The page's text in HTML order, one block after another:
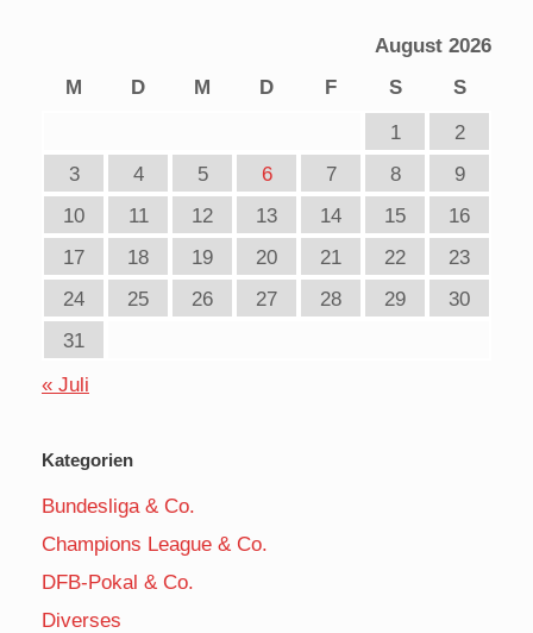
August 2026
M
D M D F S
S
1
2
3
4 5 6 7 8
9
10
11 12 13 14 15
16
17
18 19 20 21 22
23
24
25 26 27 28 29
30
31
« Juli
Kategorien
Bundesliga & Co.
Champions League & Co.
DFB-Pokal & Co.
Diverses